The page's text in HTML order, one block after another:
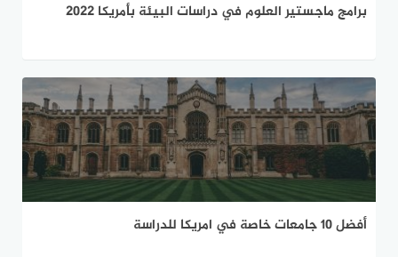
برامج ماجستير العلوم في دراسات البيئة بأمريكا 2022
أفضل 10 جامعات خاصة في امريكا للدراسة